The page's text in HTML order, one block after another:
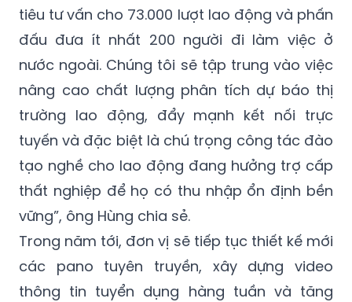
tiêu tư vấn cho 73.000 lượt lao động và phấn
đấu đưa ít nhất 200 người đi làm việc ở
nước ngoài. Chúng tôi sẽ tập trung vào việc
nâng cao chất lượng phân tích dự báo thị
trường lao động, đẩy mạnh kết nối trực
tuyến và đặc biệt là chú trọng công tác đào
tạo nghề cho lao động đang hưởng trợ cấp
thất nghiệp để họ có thu nhập ổn định bền
vững”, ông Hùng chia sẻ.
Trong năm tới, đơn vị sẽ tiếp tục thiết kế mới
các pano tuyên truyền, xây dựng video
thông tin tuyển dụng hàng tuần và tăng